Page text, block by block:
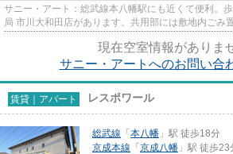
サニー・アート：総武線本八幡駅にも近くて便利。
局 市川大和田店があります。共用部には敷地内ごみ
現在空室情報がありま
サニー・アートへのお問い合
賃貸｜アパート レスポワール
総武線 「 本八幡 」駅 徒歩18分
京成本線 「 京成八幡 」駅 徒歩23